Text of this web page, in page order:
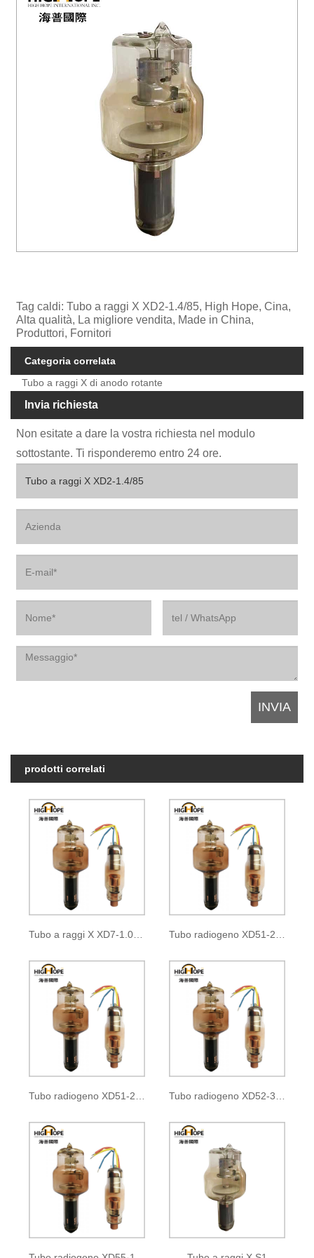
Tag caldi: Tubo a raggi X XD2-1.4/85, High Hope, Cina,
Alta qualità, La migliore vendita, Made in China,
Produttori, Fornitori
Categoria correlata
Tubo a raggi X di anodo rotante
Invia richiesta
Non esitate a dare la vostra richiesta nel modulo
sottostante. Ti risponderemo entro 24 ore.
prodotti correlati
Tubo a raggi X XD7-1.05/35 Tubo radiogeno XD51-20, 40/100